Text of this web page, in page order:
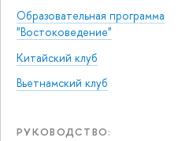
Образовательная программа
"Востоковедение"
Китайский клуб
Вьетнамский клуб
РУКОВОДСТВО: